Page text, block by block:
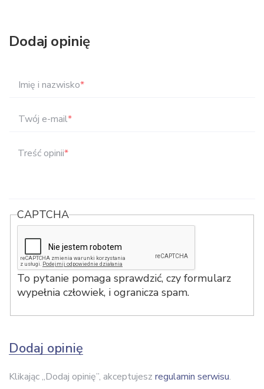
Dodaj opinię
Imię i nazwisko*
Twój e-mail*
Treść opinii*
CAPTCHA
To pytanie pomaga sprawdzić, czy formularz
wypełnia człowiek, i ogranicza spam.
Dodaj opinię
Klikając „Dodaj opinię”, akceptujesz regulamin serwisu.